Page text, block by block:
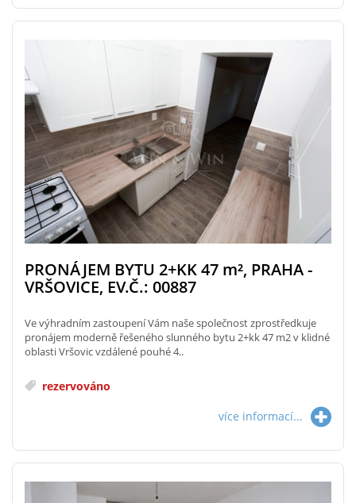
PRONÁJEM BYTU 2+KK 47 m², PRAHA -
VRŠOVICE, EV.Č.: 00887
Ve výhradním zastoupení Vám naše společnost zprostředkuje
pronájem moderně řešeného slunného bytu 2+kk 47 m2 v klidné
oblasti Vršovic vzdálené pouhé 4..
rezervováno
více informací...